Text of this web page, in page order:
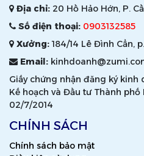
Địa chỉ: 20 Hồ Hảo Hớn, P.
Số điện thoại: 0903132585
Xưởng:184/14 Lê Đình Cẩn,
Email:
Giấy chứng nhận đăng ký kinh
Kế hoạch và Đầu tư Thành
02/7/2014
CHÍNH SÁCH
Chính sách bảo mật